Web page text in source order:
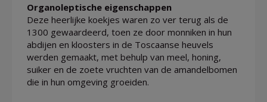
Organoleptische eigenschappen
Deze heerlijke koekjes waren zo ver terug als de
1300 gewaardeerd, toen ze door monniken in hun
abdijen en kloosters in de Toscaanse heuvels
werden gemaakt, met behulp van meel, honing,
suiker en de zoete vruchten van de amandelbomen
die in hun omgeving groeiden.